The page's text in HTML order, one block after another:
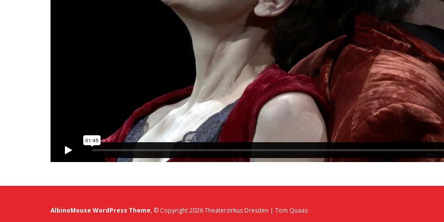
AlbinoMouse WordPress Theme, © Copyright 2026 Theaterzirkus Dresden | Tom Quaas